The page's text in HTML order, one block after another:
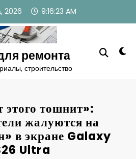
2026 9:16:24 AM
ремонта
строительство
этого тошнит»:
жалуются на
в экране Galaxy
Ultra